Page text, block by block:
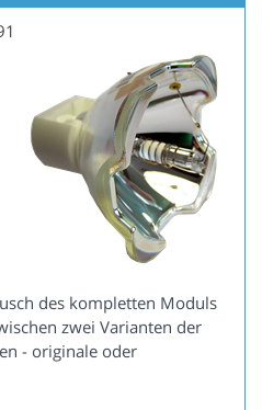
des kompletten Moduls
zwei Varianten der
- originale oder